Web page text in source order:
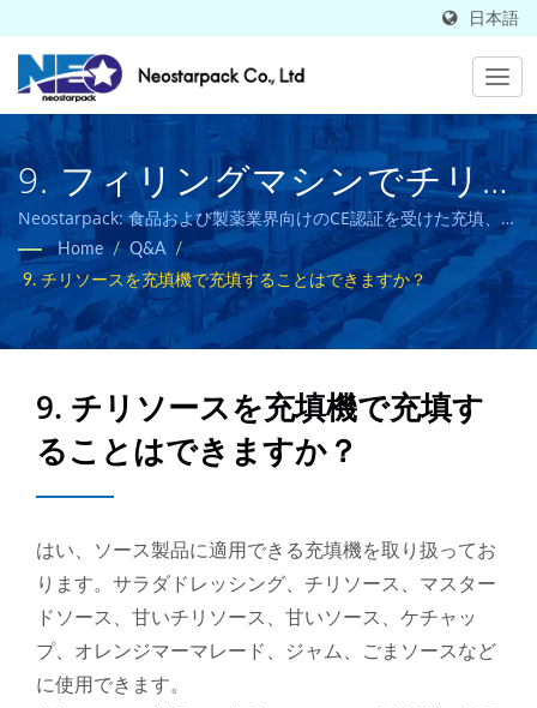
日本語
9. フィリングマシンでチリ
ソースを充填することはでき
ますか？ | 50カ国で販売さ
れている高品質な産業用包装
Co., Ltd.
Neostarpack: 食品および製薬業界向けのCE認証を受けた充填、キ
ャッピング、ラベリング、包装ソリューション。
Home / Q&A
/
9. チリソースを充填機で充填することはできますか？
9. チリソースを充填機で充填す
ることはできますか？
はい、ソース製品に適用できる充填機を取り扱ってお
ります。サラダドレッシング、チリソース、マスター
ドソース、甘いチリソース、甘いソース、ケチャッ
プ、オレンジマーマレード、ジャム、ごまソースなど
に使用できます。